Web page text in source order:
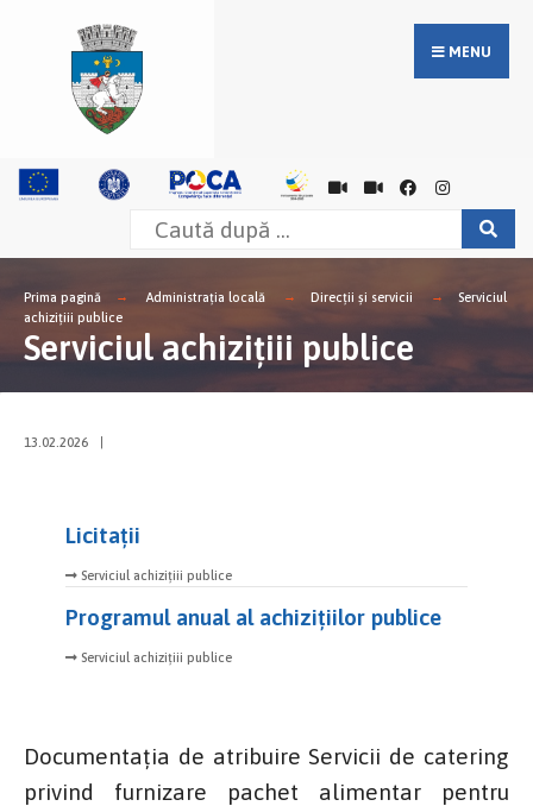
MENU
Prima pagină Administrația locală Direcții și servicii
Serviciul
achizițiii publice
Serviciul achizițiii publice
13.02.2026
Licitații
Serviciul achizițiii publice
Programul anual al achizițiilor publice
Serviciul achizițiii publice
Documentația de atribuire Servicii de catering
privind furnizare pachet alimentar pentru